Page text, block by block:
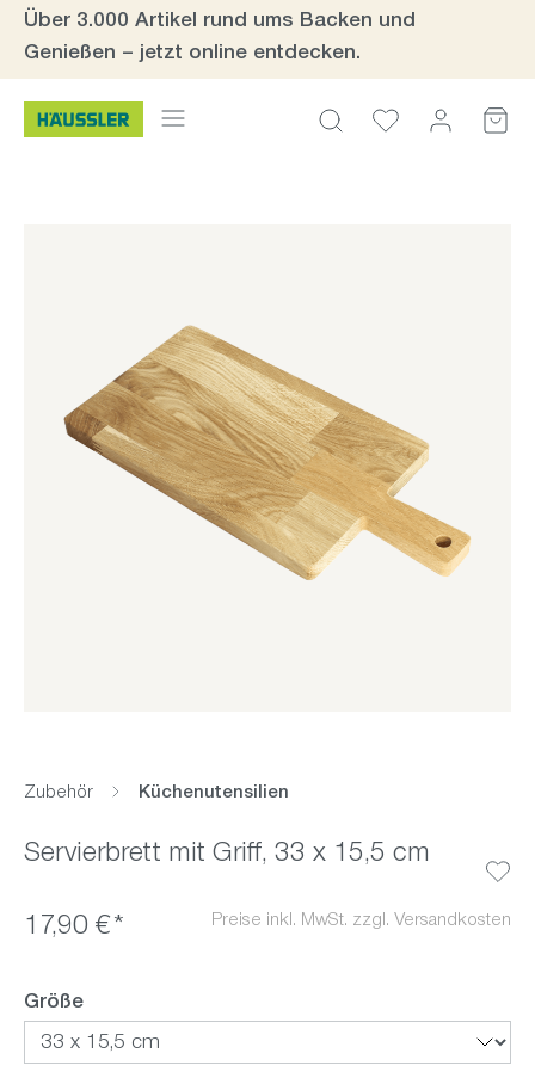
Zum Hauptinhalt springen
Über 3.000 Artikel rund ums Backen und
Genießen – jetzt online entdecken.
Zubehör Küchenutensilien
Servierbrett mit Griff, 33 x 15,5 cm
17,90 €* Preise inkl. MwSt. zzgl. Versandkosten
Größeauswählen